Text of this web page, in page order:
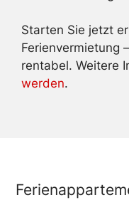
Starten Sie jetzt
Ferienvermietung
rentabel. Weitere
werden.